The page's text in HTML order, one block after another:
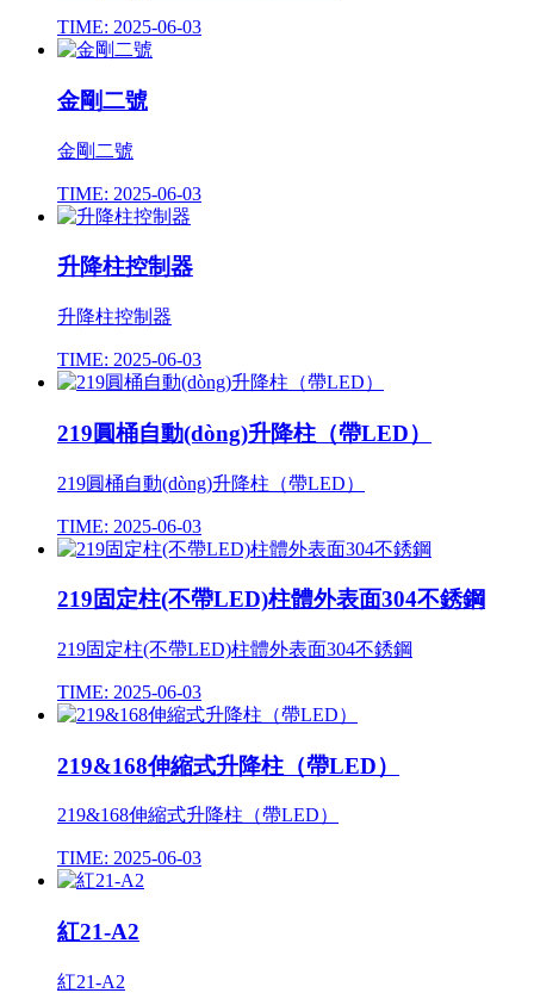
TIME: 2025-06-03
金剛二號
金剛二號
TIME: 2025-06-03
升降柱控制器
升降柱控制器
TIME: 2025-06-03
219圓桶自動(dòng)升降柱（帶LED）
219圓桶自動(dòng)升降柱（帶LED）
TIME: 2025-06-03
219固定柱(不帶LED)柱體外表面304不銹鋼
219固定柱(不帶LED)柱體外表面304不銹鋼
TIME: 2025-06-03
219&168伸縮式升降柱（帶LED）
219&168伸縮式升降柱（帶LED）
TIME: 2025-06-03
紅21-A2
紅21-A2